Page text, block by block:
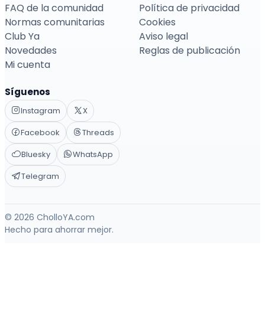
FAQ de la comunidad
Normas comunitarias
Club Ya
Novedades
Mi cuenta
Política de privacidad
Cookies
Aviso legal
Reglas de publicación
Síguenos
Instagram
X
Facebook
Threads
Bluesky
WhatsApp
Telegram
© 2026 CholloYA.com
Hecho para ahorrar mejor.